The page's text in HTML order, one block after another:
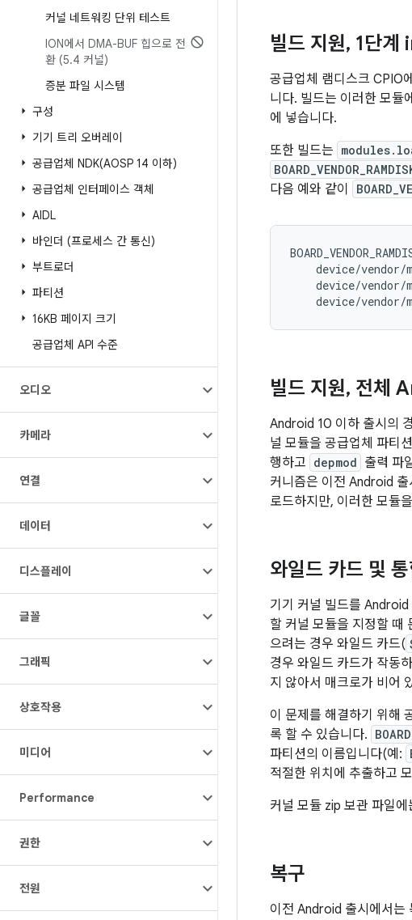
커널 네트워킹 단위 테스트
ION에서 DMA-BUF 힙으로 전
환 (5.4 커널)
증분 파일 시스템
구성
기기 트리 오버레이
공급업체 NDK(AOSP 14 이하)
공급업체 인터페이스 객체
AIDL
바인더 (프로세스 간 통신)
부트로더
파티션
16KB 페이지 크기
공급업체 API 수준
오디오
카메라
연결
데이터
디스플레이
글꼴
그래픽
상호작용
미디어
Performance
권한
전원
빌드 지원, 1단계
공급업체 램디스크 CPIO
니다. 빌드는 이러한 모듈
에 넣습니다.
또한 빌드는
다음 예와 같이
device/vendor/
device/vendor/
device/vendor/
빌드 지원, 전체
Android 10 이하 출시의
널 모듈을 공급업체 파티
행하고 depmod 출력 파
커니즘은 이전 Android
로드하지만, 이러한 모듈
와일드 카드 및
기기 커널 빌드를
할 커널 모듈을 지정할 때
으려는 경우 와일드 카드(
경우 와일드 카드가 작동
지 않아서 매크로가 비어
이 문제를 해결하기 위해
록 할 수 있습니다.
파티션의 이름입니다(예:
적절한 위치에 추출하고
커널 모듈 zip 보관 파일
복구
이전 Android 출시에서는